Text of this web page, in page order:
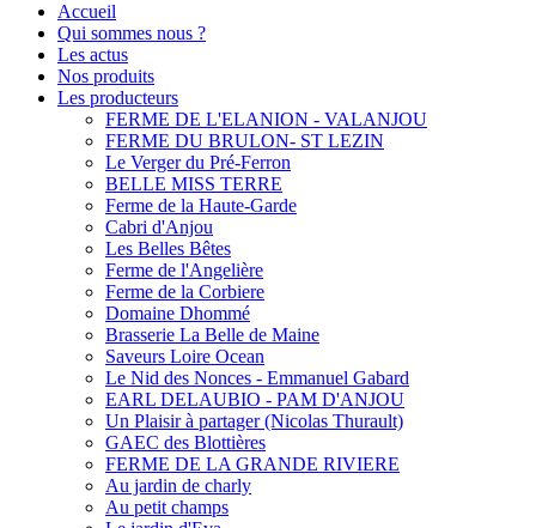
Accueil
Qui sommes nous ?
Les actus
Nos produits
Les producteurs
FERME DE L'ELANION - VALANJOU
FERME DU BRULON- ST LEZIN
Le Verger du Pré-Ferron
BELLE MISS TERRE
Ferme de la Haute-Garde
Cabri d'Anjou
Les Belles Bêtes
Ferme de l'Angelière
Ferme de la Corbiere
Domaine Dhommé
Brasserie La Belle de Maine
Saveurs Loire Ocean
Le Nid des Nonces - Emmanuel Gabard
EARL DELAUBIO - PAM D'ANJOU
Un Plaisir à partager (Nicolas Thurault)
GAEC des Blottières
FERME DE LA GRANDE RIVIERE
Au jardin de charly
Au petit champs